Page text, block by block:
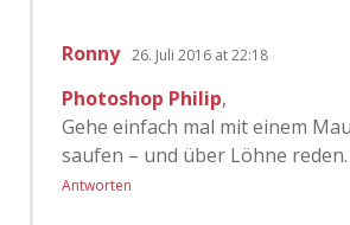
Ronny 26. Juli 2016 at 22:18
Photoshop Philip,
Gehe einfach mal mit einem
saufen – und über Löhne reden.
Antworten